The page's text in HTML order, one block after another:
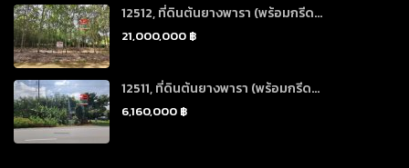
12512, ที่ดินต้นยางพารา (พร้อมกรีด...
21,000,000 ฿
12511, ที่ดินต้นยางพารา (พร้อมกรีด...
6,160,000 ฿